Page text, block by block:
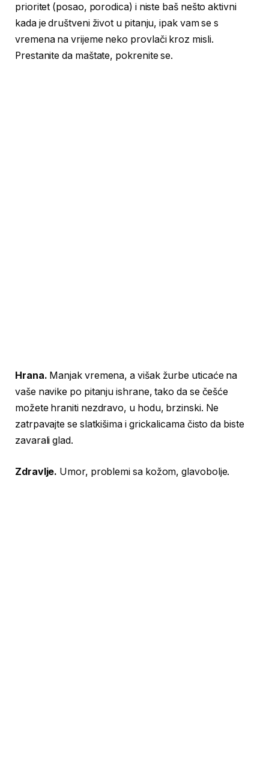
prioritet (posao, porodica) i niste baš nešto aktivni
kada je društveni život u pitanju, ipak vam se s
vremena na vrijeme neko provlači kroz misli.
Prestanite da maštate, pokrenite se.
Hrana. Manjak vremena, a višak žurbe uticaće na
vaše navike po pitanju ishrane, tako da se češće
možete hraniti nezdravo, u hodu, brzinski. Ne
zatrpavajte se slatkišima i grickalicama čisto da biste
zavarali glad.
Zdravlje. Umor, problemi sa kožom, glavobolje.